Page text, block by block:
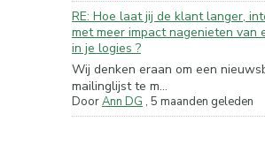
RE: Hoe laat jij de klant langer,
met meer impact nagenieten van
in je logies ?
Wij denken eraan om een
mailinglijst te m...
DoorAnn DG , 5 maanden geleden